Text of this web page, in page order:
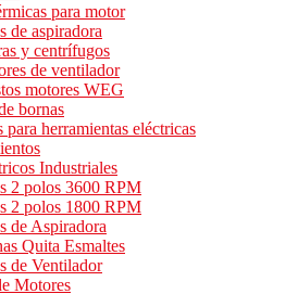
para motor
de aspiradora
y centrífugos
de ventilador
motores WEG
bornas
para herramientas eléctricas
Industriales
2 polos 3600 RPM
2 polos 1800 RPM
de Aspiradora
Quita Esmaltes
de Ventilador
Motores